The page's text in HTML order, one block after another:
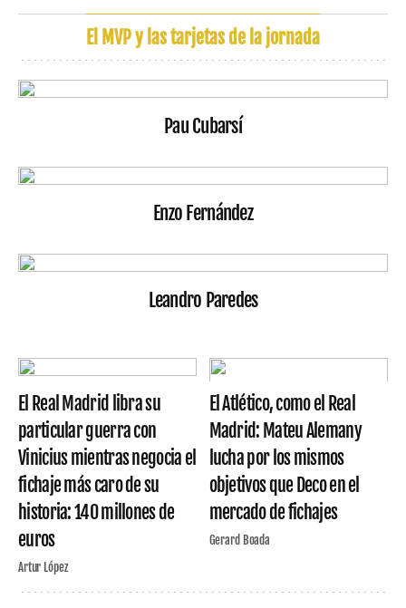
El MVP y las tarjetas de la jornada
Pau Cubarsí
Enzo Fernández
Leandro Paredes
El Real Madrid libra su
particular guerra con
Vinicius mientras negocia el
fichaje más caro de su
historia: 140 millones de
euros
Artur López
El Atlético, como el Real
Madrid: Mateu Alemany
lucha por los mismos
objetivos que Deco en el
mercado de fichajes
Gerard Boada